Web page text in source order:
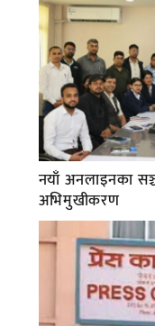
नयाँ अनलाइनका
अभिमुखीकरण